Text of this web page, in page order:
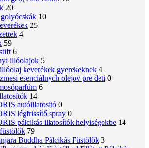
20
10
25
4
59
6
illóolajok 5
keverékek gyerekeknek 4
esenciálnych olejov pre deti 0
6
14
autóillatosító 0
légfrissítő spray 0
pálcikás illatosítók helyiségekbe 14
79
Buddha Pálcikás Füstölők 3